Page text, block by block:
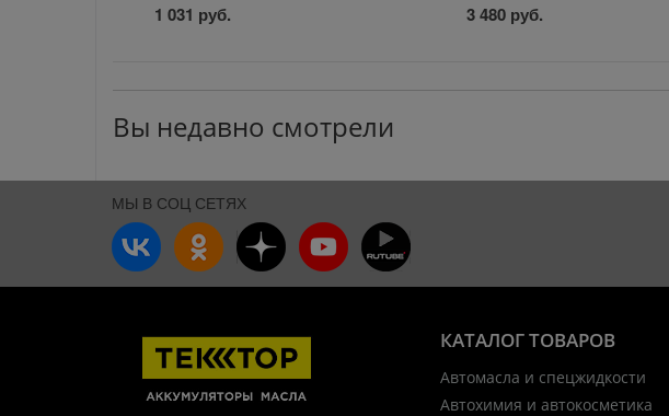
1 031 руб. 3 480 руб.
Вы недавно смотрели
МЫ В СОЦ СЕТЯХ
КАТАЛОГ ТОВАРОВ
Автомасла и спецжидкости
Автохимия и автокосметика